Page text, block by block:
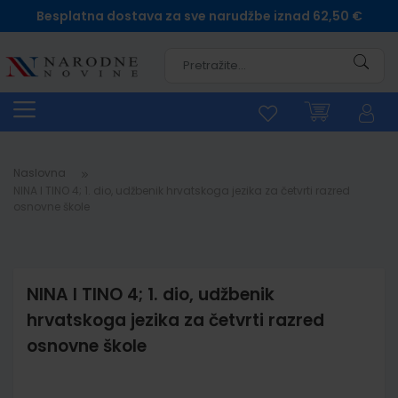
Besplatna dostava za sve narudžbe iznad 62,50 €
Naslovna
NINA I TINO 4; 1. dio, udžbenik
hrvatskoga jezika za četvrti razred
osnovne škole